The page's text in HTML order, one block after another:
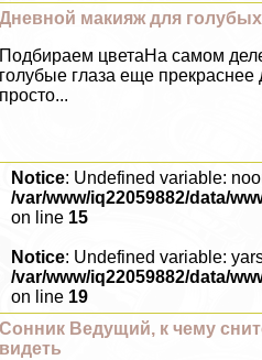
Дневной макияж для гoлyбых
Подбираем цветаНа самом
гoлyбые глаза еще прекраснее
просто...
Notice: Undefined variable:
/var/www/iq22059882/data/
on line 15
Notice: Undefined variable:
/var/www/iq22059882/data/
on line 19
Сонник Ведущий, к чему
видеть